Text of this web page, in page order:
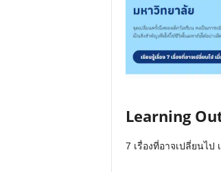
Learning
7 เรื่องที่อาจเปลี่ยนไป